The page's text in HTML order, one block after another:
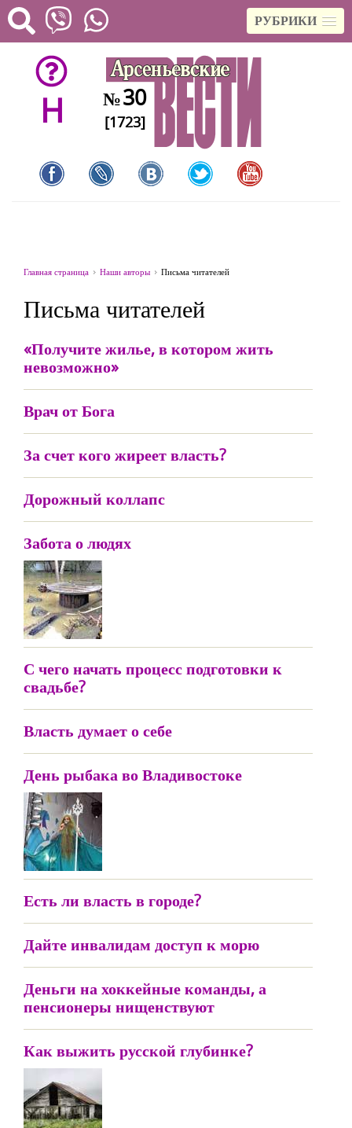
РУБРИКИ
H №30
[1723]
Главная страница Наши авторы Письма читателей
Письма читателей
«Получите жилье, в котором жить
невозможно»
Врач от Бога
За счет кого жиреет власть?
Дорожный коллапс
Забота о людях
С чего начать процесс подготовки к
свадьбе?
Власть думает о себе
День рыбака во Владивостоке
Есть ли власть в городе?
Дайте инвалидам доступ к морю
Деньги на хоккейные команды, а
пенсионеры нищенствуют
Как выжить русской глубинке?